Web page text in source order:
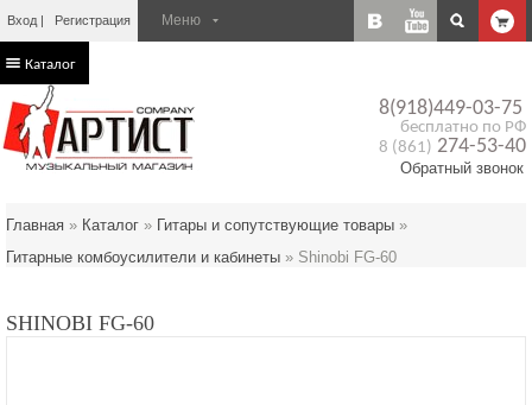
Вход Регистрация
8(918)449-03-75
бесплатно по РФ
8 (861) 274-53-40
Обратный звонок
Каталог
Главная » Каталог » Гитары и сопутствующие товары »
Гитарные комбоусилители и кабинеты » Shinobi FG-60
SHINOBI FG-60